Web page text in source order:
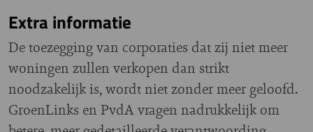
Extra informatie
De toezegging van corporaties dat zij niet meer
woningen zullen verkopen dan strikt
noodzakelijk is, wordt niet zonder meer geloofd.
GroenLinks en PvdA vragen nadrukkelijk om